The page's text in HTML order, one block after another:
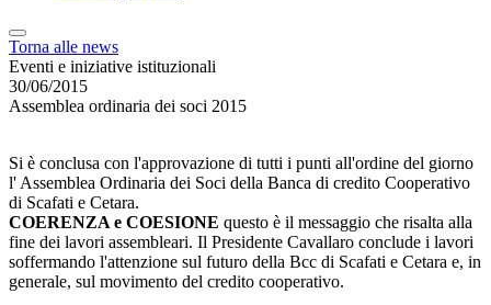
Torna alle news
Eventi e iniziative istituzionali
30/06/2015
Assemblea ordinaria dei soci 2015
Si è conclusa con l'approvazione di tutti i punti all'ordine del giorno
l' Assemblea Ordinaria dei Soci della Banca di credito Cooperativo
di Scafati e Cetara.
COERENZA e COESIONE questo è il messaggio che risalta alla
fine dei lavori assembleari. Il Presidente Cavallaro conclude i lavori
soffermando l'attenzione sul futuro della Bcc di Scafati e Cetara e, in
generale, sul movimento del credito cooperativo.